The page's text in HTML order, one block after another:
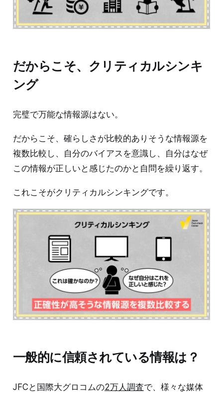
だからこそ、クリティカルシンキ
ング
完璧で万能な情報源はない。
だからこそ、確らしさが比較的ありそうな情報源を
複数比較し、自分のバイアスを意識し、自分はなぜ
この情報が正しいと感じたのかと自問を繰り返す。
これこそがクリティカルシンキングです。
一般的に信頼されている情報は？
JFCと国際大グロコムの2万人調査で、様々な媒体